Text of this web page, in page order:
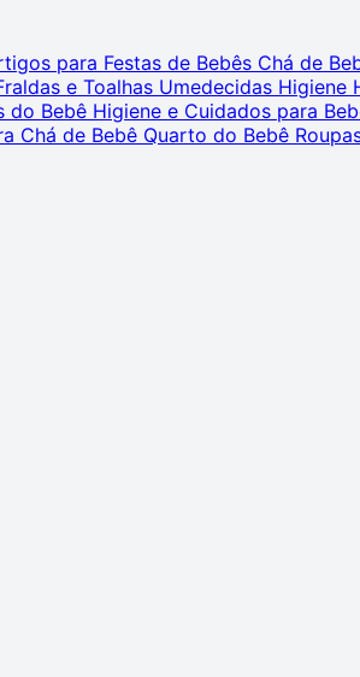
para Festas de Bebês Chá de
e Toalhas Umedecidas Higiene
do Bebê Higiene e Cuidados para
Chá de Bebê Quarto do Bebê